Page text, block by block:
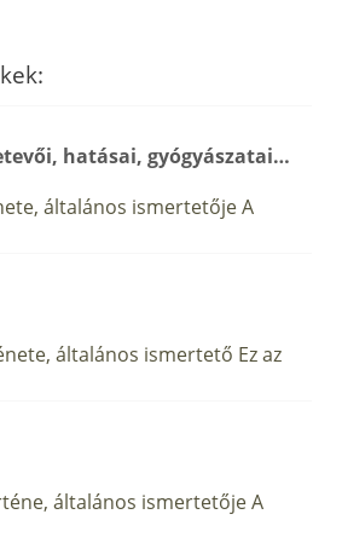
hatásai, gyógyászatai…
általános ismertetője A
általános ismertető Ez az
általános ismertetője A